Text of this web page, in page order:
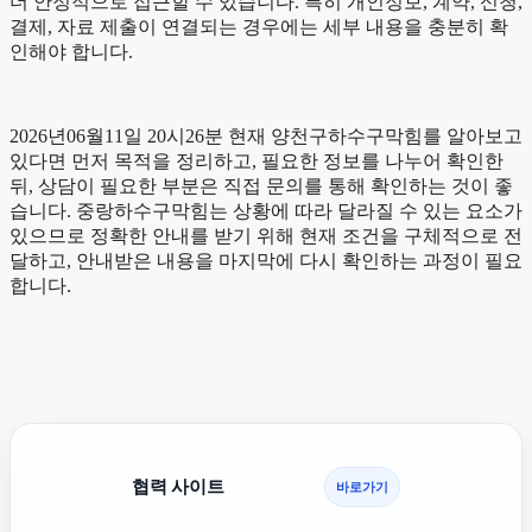
결제, 자료 제출이 연결되는 경우에는 세부 내용을 충분히 확
인해야 합니다.
2026년06월11일 20시26분 현재 양천구하수구막힘를 알아보고
있다면 먼저 목적을 정리하고, 필요한 정보를 나누어 확인한
뒤, 상담이 필요한 부분은 직접 문의를 통해 확인하는 것이 좋
습니다. 중랑하수구막힘는 상황에 따라 달라질 수 있는 요소가
있으므로 정확한 안내를 받기 위해 현재 조건을 구체적으로 전
달하고, 안내받은 내용을 마지막에 다시 확인하는 과정이 필요
합니다.
협력 사이트 바로가기